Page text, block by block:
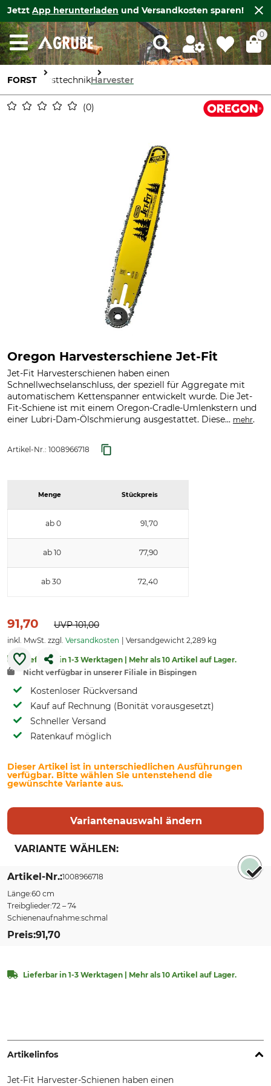
Jetzt App herunterladen und Versandkosten sparen!
0
FORST ForsttechnikHarvester
0
Oregon Harvesterschiene Jet-Fit
Jet-Fit Harvesterschienen haben einen
Schnellwechselanschluss, der speziell für Aggregate mit
automatischem Kettenspanner entwickelt wurde. Die Jet-
Fit-Schiene ist mit einem Oregon-Cradle-Umlenkstern und
einer Lubri-Dam-Ölschmierung ausgestattet. Diese... mehr.
Artikel-Nr.: 1008966718
Menge Stückpreis
ab 0 91,70
ab 10 77,90
ab 30 72,40
91,70 UVP101,00
inkl. MwSt. zzgl. Versandkosten Versandgewicht 2,289 kg
Lieferbar in 1-3 Werktagen | Mehr als 10 Artikel auf Lager.
Nicht verfügbar in unserer Filiale in Bispingen
Kostenloser Rückversand
Kauf auf Rechnung (Bonität vorausgesetzt)
Schneller Versand
Ratenkauf möglich
Dieser Artikel ist in unterschiedlichen Ausführungen
verfügbar. Bitte wählen Sie untenstehend die
gewünschte Variante aus.
Variantenauswahl ändern
VARIANTE WÄHLEN:
Sort by
Artikel-Nr. 1008966718
Länge 60 cm
Treibglieder 72 – 74
Schienenaufnahme schmal
Preis 91,70
Lieferbar in 1-3 Werktagen | Mehr als 10 Artikel auf Lager.
Artikelinfos
Jet-Fit Harvester-Schienen haben einen